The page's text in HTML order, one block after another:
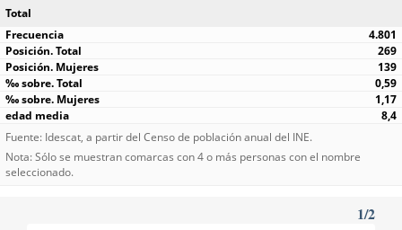
Total
4.801
269
139
0,59
1,17
8,4
Fuente: Idescat, a partir del Censo de población anual del INE.
Nota: Sólo se muestran comarcas con 4 o más personas con el nombre
seleccionado.